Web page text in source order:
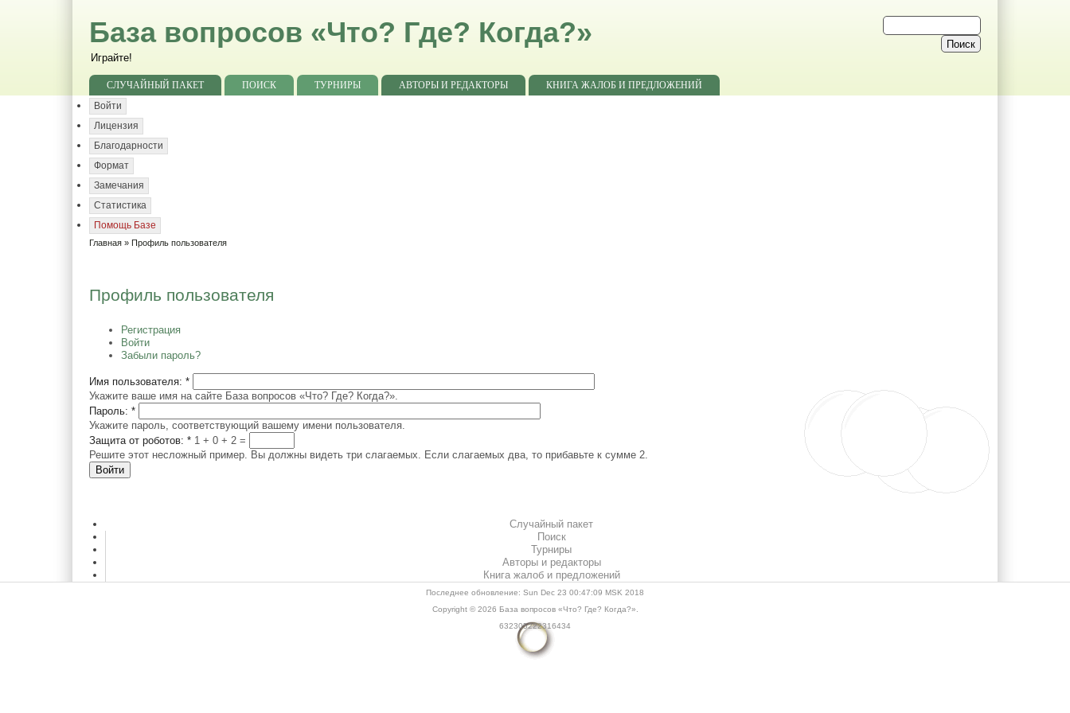
База вопросов «Что? Где? Когда?»
Играйте!
СЛУЧАЙНЫЙ ПАКЕТ ПОИСК ТУРНИРЫ АВТОРЫ И РЕДАКТОРЫ
КНИГА ЖАЛОБ И ПРЕДЛОЖЕНИЙ
Войти
Лицензия
Благодарности
Формат
Замечания
Статистика
Помощь Базе
Главная » Профиль пользователя
Профиль пользователя
Регистрация
Войти
Забыли пароль?
Имя пользователя:*
Укажите ваше имя на сайте База вопросов «Что? Где? Когда?».
Пароль:*
Укажите пароль, соответствующий вашему имени пользователя.
Защита от роботов:* 1 + 0
=
Решите этот несложный пример. Вы должны видеть три слагаемых. Если слагаемых два, то прибавьте к сумме 2.
Случайный пакет
Поиск
Турниры
Авторы и редакторы
Книга жалоб и предложений
Последнее обновление: Sun Dec 23 00:47:09 MSK 2018
Copyright © 2026 База вопросов «Что? Где? Когда?»
632305222316434